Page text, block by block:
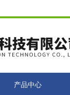
产品中心